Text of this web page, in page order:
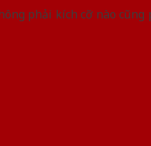
phải kích cỡ nào cũng